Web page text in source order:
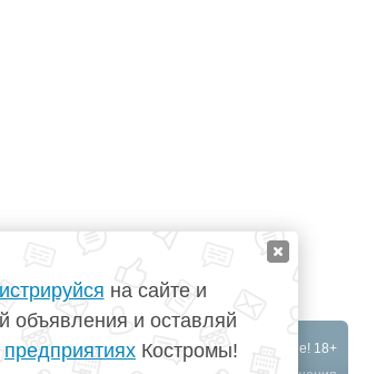
©TopKostroma.ru- Кострома на одном сайте! 18+
на сайте и
объявления и оставляй
предприятиях Костромы!